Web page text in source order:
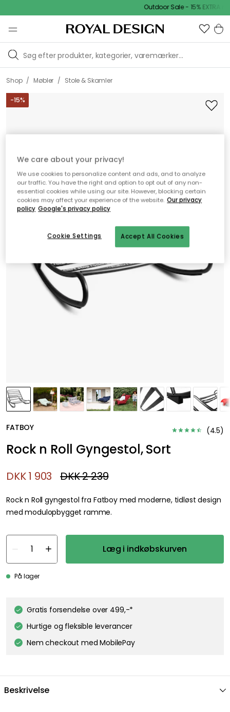
Outdoor Sale - 15% EXTRA
Shop / Møbler / Stole & Skamler
-15%
FATBOY (4.5)
Rock n Roll Gyngestol, Sort
DKK 1 903 DKK 2 239
Rock n Roll gyngestol fra Fatboy med moderne, tidløst design
med modulopbygget ramme.
Læg i indkøbskurven
På lager
Gratis forsendelse over 499,-*
Hurtige og fleksible leverancer
Nem checkout med MobilePay
Beskrivelse
We care about your privacy!
We use cookies to personalize content and ads, and to analyze
our traffic. You have the right and option to opt out of any non-
essential cookies while using our site. However, blocking certain
cookies may affect your experience of the website. Our privacy
policy Google's privacy policy
Accept All Cookies
Cookie Settings